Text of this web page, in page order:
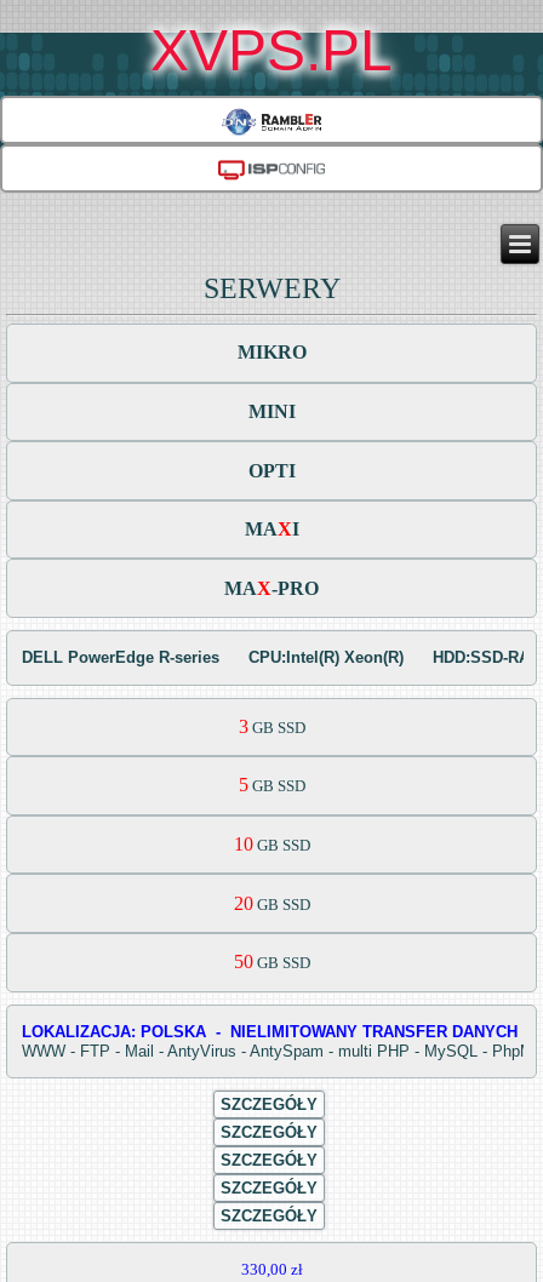
XVPS.PL
SERWERY
MIKRO
MINI
OPTI
MAXI
MAX-PRO
DELL PowerEdge R-series      CPU:Intel(R) Xeon(R)      HDD:SSD-
3 GB SSD
5 GB SSD
10 GB SSD
20 GB SSD
50 GB SSD
LOKALIZACJA: POLSKA  -  NIELIMITOWANY TRANSFER DANYCH
WWW - FTP - Mail - AntyVirus - AntySpam - multi PHP - MySQL -
SZCZEGÓŁY
SZCZEGÓŁY
SZCZEGÓŁY
SZCZEGÓŁY
SZCZEGÓŁY
330,00 zł